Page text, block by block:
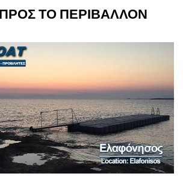
ΤΟ ΠΕΡΙΒΑΛΛΟΝ